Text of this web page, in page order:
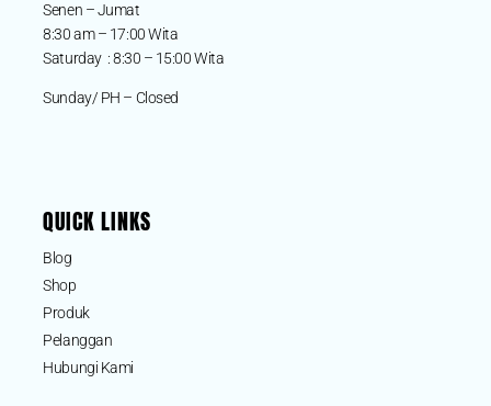
Senen – Jumat
8:30 am – 17:00 Wita
Saturday : 8:30 – 15:00 Wita
Sunday/ PH – Closed
QUICK LINKS
Blog
Shop
Produk
Pelanggan
Hubungi Kami